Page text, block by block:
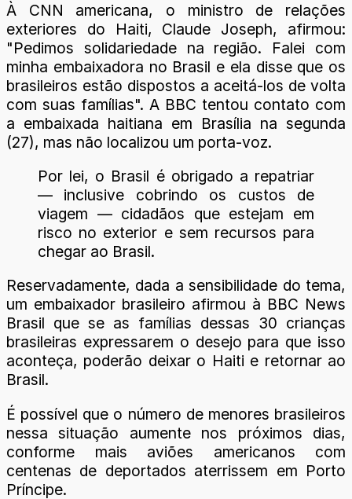
À CNN americana, o ministro de relações
exteriores do Haiti, Claude Joseph, afirmou:
"Pedimos solidariedade na região. Falei com
minha embaixadora no Brasil e ela disse que os
brasileiros estão dispostos a aceitá-los de volta
com suas famílias". A BBC tentou contato com
a embaixada haitiana em Brasília na segunda
(27), mas não localizou um porta-voz.
Por lei, o Brasil é obrigado a repatriar
— inclusive cobrindo os custos de
viagem — cidadãos que estejam em
risco no exterior e sem recursos para
chegar ao Brasil.
Reservadamente, dada a sensibilidade do tema,
um embaixador brasileiro afirmou à BBC News
Brasil que se as famílias dessas 30 crianças
brasileiras expressarem o desejo para que isso
aconteça, poderão deixar o Haiti e retornar ao
Brasil.
É possível que o número de menores brasileiros
nessa situação aumente nos próximos dias,
conforme mais aviões americanos com
centenas de deportados aterrissem em Porto
Príncipe.